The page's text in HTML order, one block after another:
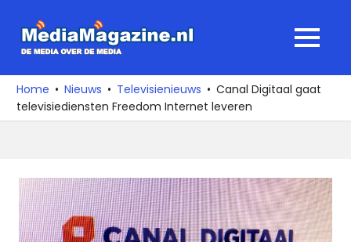
naar
media
over
de
MENU
Home Nieuws Televisienieuws
Canal Digitaal gaat
televisiediensten Freedom Internet leveren